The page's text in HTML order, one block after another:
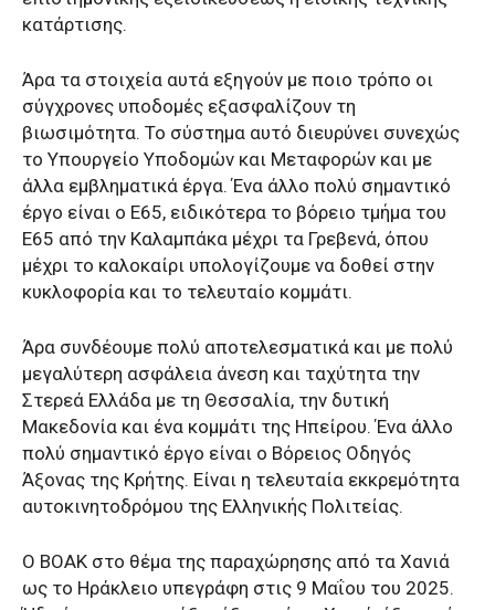
κατάρτισης.
Άρα τα στοιχεία αυτά εξηγούν με ποιο τρόπο οι
σύγχρονες υποδομές εξασφαλίζουν τη
βιωσιμότητα. Το σύστημα αυτό διευρύνει συνεχώς
το Υπουργείο Υποδομών και Μεταφορών και με
άλλα εμβληματικά έργα. Ένα άλλο πολύ σημαντικό
έργο είναι ο Ε65, ειδικότερα το βόρειο τμήμα του
Ε65 από την Καλαμπάκα μέχρι τα Γρεβενά, όπου
μέχρι το καλοκαίρι υπολογίζουμε να δοθεί στην
κυκλοφορία και το τελευταίο κομμάτι.
Άρα συνδέουμε πολύ αποτελεσματικά και με πολύ
μεγαλύτερη ασφάλεια άνεση και ταχύτητα την
Στερεά Ελλάδα με τη Θεσσαλία, την δυτική
Μακεδονία και ένα κομμάτι της Ηπείρου. Ένα άλλο
πολύ σημαντικό έργο είναι ο Βόρειος Οδηγός
Άξονας της Κρήτης. Είναι η τελευταία εκκρεμότητα
αυτοκινητοδρόμου της Ελληνικής Πολιτείας.
Ο ΒΟΑΚ στο θέμα της παραχώρησης από τα Χανιά
ως το Ηράκλειο υπεγράφη στις 9 Μαΐου του 2025.